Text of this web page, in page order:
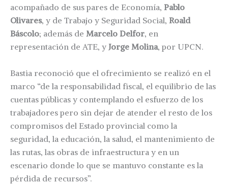
acompañado de sus pares de Economía, Pablo
Olivares, y de Trabajo y Seguridad Social, Roald
Báscolo; además de Marcelo Delfor, en
representación de ATE, y Jorge Molina, por UPCN.
Bastia reconoció que el ofrecimiento se realizó en el
marco “de la responsabilidad fiscal, el equilibrio de las
cuentas públicas y contemplando el esfuerzo de los
trabajadores pero sin dejar de atender el resto de los
compromisos del Estado provincial como la
seguridad, la educación, la salud, el mantenimiento de
las rutas, las obras de infraestructura y en un
escenario donde lo que se mantuvo constante es la
pérdida de recursos”.